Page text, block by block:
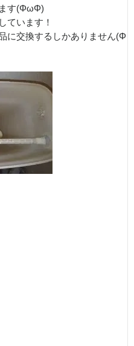
ます(ΦωΦ)
ています！
に交換するしかありません(Φ